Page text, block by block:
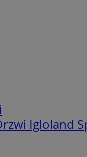
Igloland